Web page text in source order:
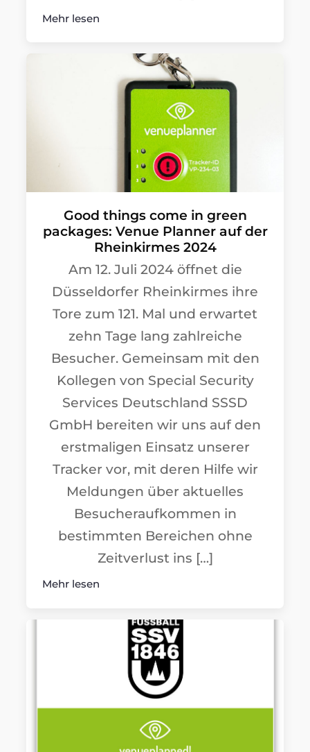
Mehr lesen
Good things come in green
packages: Venue Planner auf der
Rheinkirmes 2024
Am 12. Juli 2024 öffnet die
Düsseldorfer Rheinkirmes ihre
Tore zum 121. Mal und erwartet
zehn Tage lang zahlreiche
Besucher. Gemeinsam mit den
Kollegen von Special Security
Services Deutschland SSSD
GmbH bereiten wir uns auf den
erstmaligen Einsatz unserer
Tracker vor, mit deren Hilfe wir
Meldungen über aktuelles
Besucheraufkommen in
bestimmten Bereichen ohne
Zeitverlust ins […]
Mehr lesen